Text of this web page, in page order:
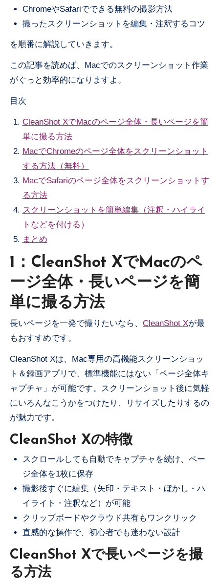
ChromeやSafariでできる無料の撮影方法
撮ったスクリーンショットを編集・注釈するコツ
を順番に解説していきます。
この記事を読めば、Macでのスクリーンショット作業
がぐっと効率的になりますよ。
目次
CleanShot XでMacのページ全体・長いページを簡
単に撮る方法
MacでChromeのページ全体をスクリーンショット
する方法（無料）
MacでSafariのページ全体をスクリーンショットす
る方法
スクリーンショットを簡単編集（注釈・ハイライ
トなどを付ける）
まとめ
1：CleanShot XでMacのペ
ージ全体・長いページを簡
単に撮る方法
長いページを一発で撮りたいなら、 CleanShot Xが最
もおすすめです。
CleanShot Xは、Mac専用の高機能スクリーンショッ
ト＆録画アプリで、標準機能にはない「ページ全体キ
ャプチャ」が可能です。スクリーンショット後に気軽
にいろんなこうかをつけたり、リサイズしたりするの
が魅力です。
CleanShot Xの特徴
スクロールしても自動でキャプチャを続け、ペー
ジ全体を1枚に保存
撮影後すぐに編集（矢印・テキスト・ぼかし・ハ
イライト・注釈など）が可能
クリップボードやクラウド共有もワンクリック
直感的な操作で、初心者でも迷わない設計
CleanShot Xで長いページを撮
る方法